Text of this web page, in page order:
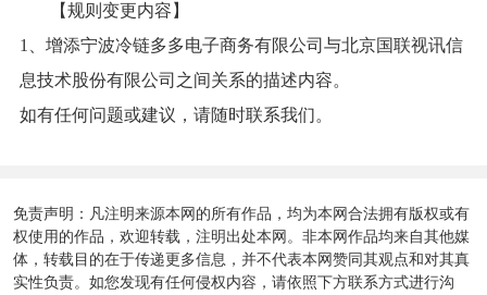
【规则变更内容】
1、增添宁波冷链多多电子商务有限公司与北京国联视讯信
息技术股份有限公司之间关系的描述内容。
如有任何问题或建议，请随时联系我们。
免责声明：凡注明来源本网的所有作品，均为本网合法拥有版权或有
权使用的作品，欢迎转载，注明出处本网。非本网作品均来自其他媒
体，转载目的在于传递更多信息，并不代表本网赞同其观点和对其真
实性负责。如您发现有任何侵权内容，请依照下方联系方式进行沟